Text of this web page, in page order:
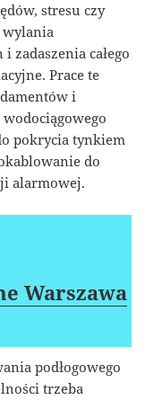
stresu czy
wylania
zadaszenia całego
Prace te
i
pokrycia tynkiem
do
alarmowej.
Warszawa
podłogowego
trzeba